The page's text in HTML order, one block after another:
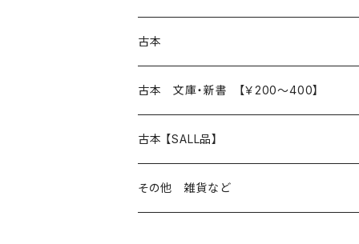
本 の あれこれ
読書のこと
本屋のこと
文芸
近代小説 エッセイ 戯曲（日本人作家）
現代小説 エッセイ 戯曲（日本人作家）
日々 の できこと
日常の 風景 群像
生き方 ライフスタイル
古本
本 の あれこれ
読書のこと
本屋のこと
日本文学
小説 エッセイ 戯曲（日本人作家）
海外文学
古本 文庫・新書 【￥200～400】
日本文学
小説 エッセイ 戯曲
海外文学
古本 【SALL品】
20％OFF
その他 雑貨など